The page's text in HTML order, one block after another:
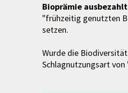
Bioprämie
"frühzeitig genutzten
setzen.
Wurde die
Schlagnutzungsart